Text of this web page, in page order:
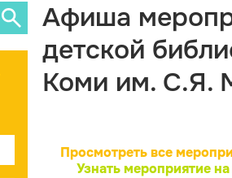
Афиша
детской
Коми им. С.Я.
Просмотреть все
Узнать мероприятие